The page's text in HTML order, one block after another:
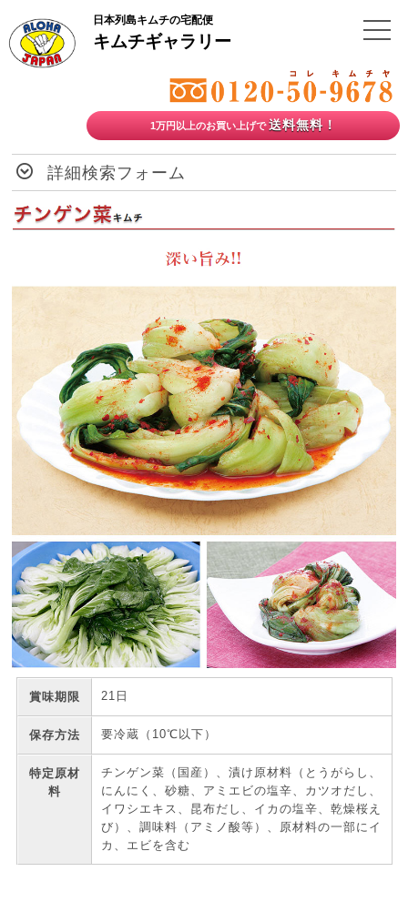
日本列島キムチの宅配便
キムチギャラリー
1万円以上のお買い上げで送料無料！
詳細検索フォーム
賞味期限 21日
保存方法 要冷蔵（10℃以下）
特定原材
料
チンゲン菜（国産）、漬け原材料（とうがらし、
にんにく、砂糖、アミエビの塩辛、カツオだし、
イワシエキス、昆布だし、イカの塩辛、乾燥桜え
び）、調味料（アミノ酸等）、原材料の一部にイ
カ、エビを含む